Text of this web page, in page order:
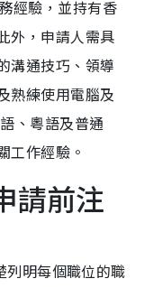
經驗，並持有香
外，申請人需具
溝通技巧、領導
熟練使用電腦及
、粵語及普通
工作經驗。
請前注
列明每個職位的職